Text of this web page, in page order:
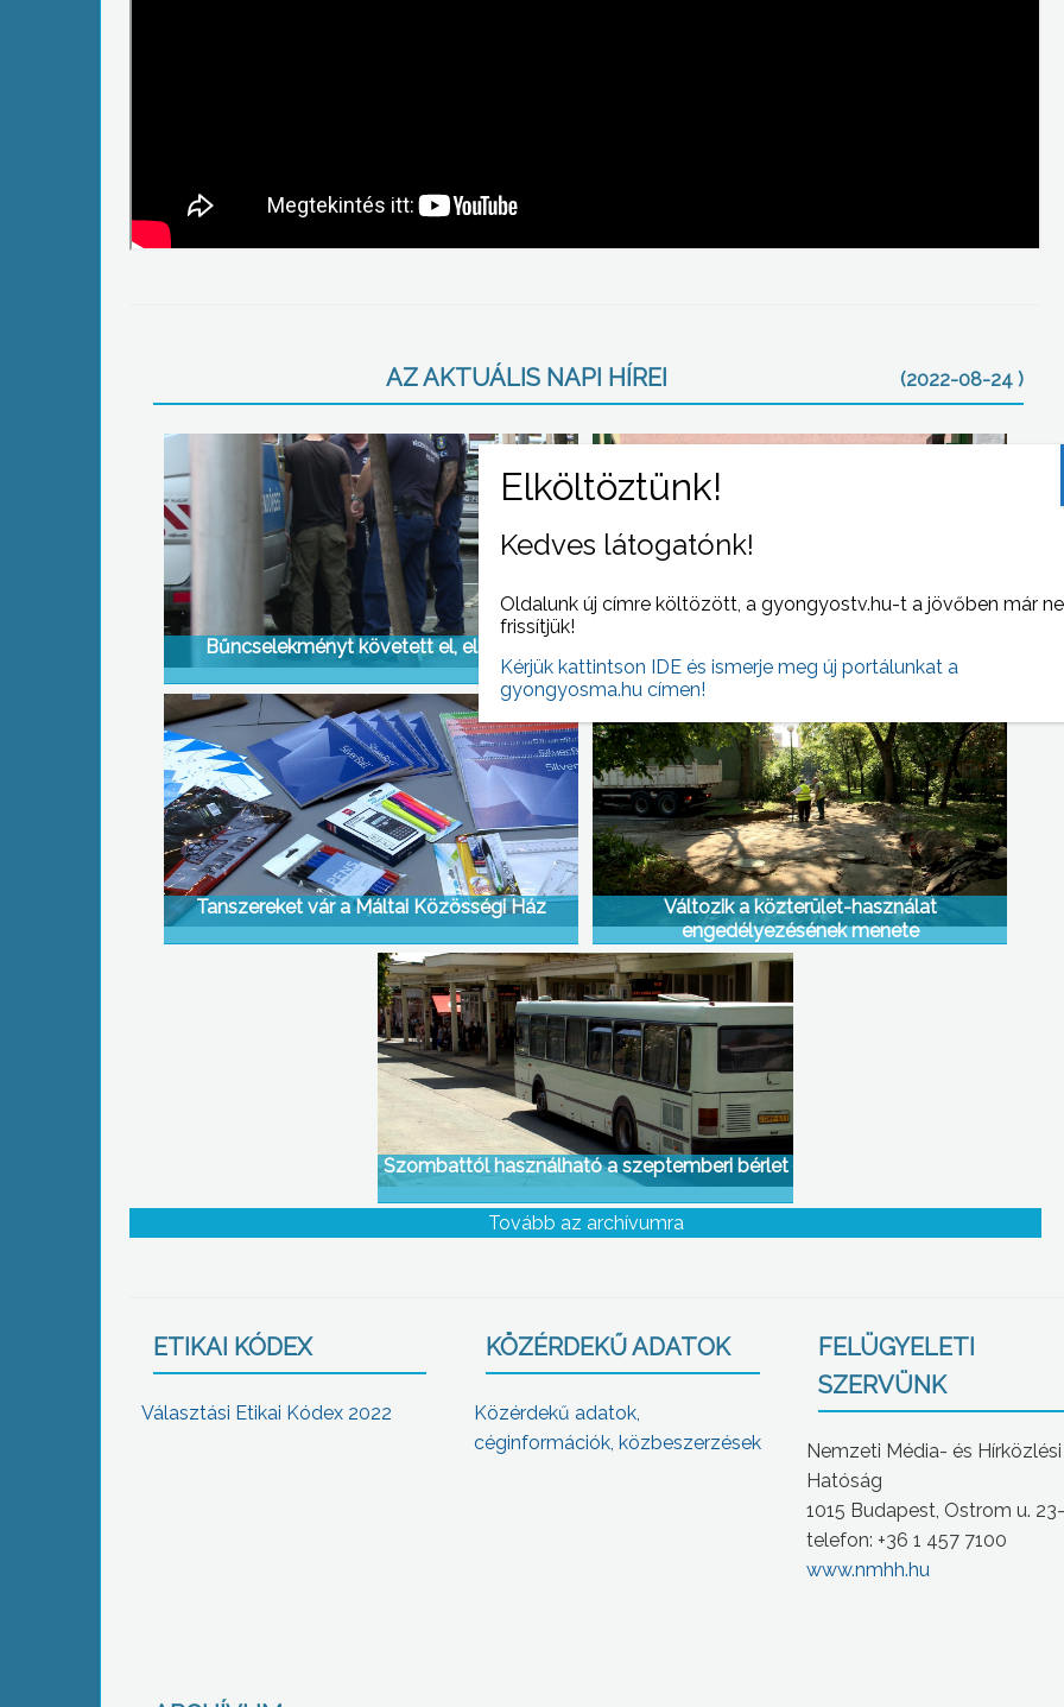
AZ AKTUÁLIS NAPI HÍREI (2022-08-24 )
Bűncselekményt követett el, elkapták
Tanszereket vár a Máltai Közösségi Ház
Változik a közterület-használat
engedélyezésének menete
Szombattól használható a szeptemberi bérlet
Tovább az archívumra
ETIKAI KÓDEX
Választási Etikai Kódex 2022
KÖZÉRDEKŰ ADATOK
Közérdekű adatok,
céginformációk, közbeszerzések
FELÜGYELETI
SZERVÜNK
Nemzeti Média- és Hírközlési
Hatóság
1015 Budapest, Ostrom u.
telefon: +36 1 457 7100
www.nmhh.hu
Kedves látogatónk!
Oldalunk új címre költözött, a gyongyostv.hu-t a jövőben már
frissítjük!
Kérjük kattintson IDE és ismerje meg új portálunkat a
gyongyosma.hu címen!